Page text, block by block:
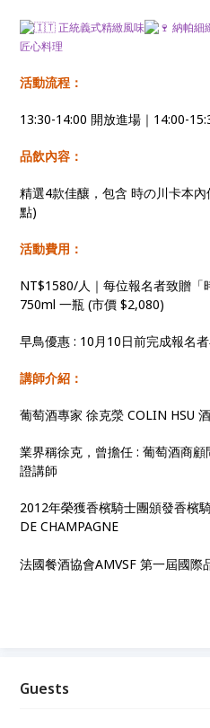
正統義式精緻風味 納帕細
匠心料理
活動流程：
13:30-14:00 開放進場｜14:00-
品飲內容：
精選4款佳釀，包含 時の川卡本
點)
活動費用：
NT$1580/人｜每位報名者致贈「
750ml 一瓶 (市價 $2,080)
早鳥優惠 : 10月10日前完成報名
講師介紹：
葡萄酒專家 徐克滎 COLIN HSU
業界稱徐克，曾擔任 : 葡萄酒商
證講師
2012年榮獲香檳騎士團頒發香檳
DE CHAMPAGNE
法國餐酒協會AMVSF 第一屆國際
Guests